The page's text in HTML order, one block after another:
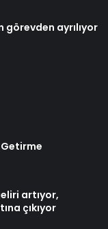
görevden ayrılıyor
Getirme
artıyor,
çıkıyor